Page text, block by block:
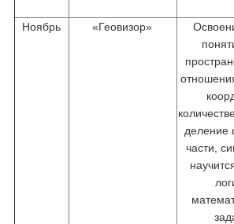
Ноябрь «Геовизор»
деление
части,